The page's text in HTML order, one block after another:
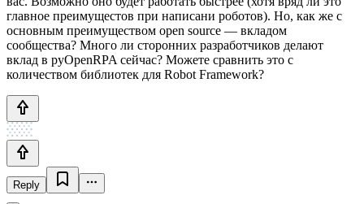
главное преимущестов при написани роботов). Но, как же с
основным преимуществом open source — вкладом
сообщества? Много ли сторонних разработчиков делают
вклад в pyOpenRPA сейчас? Можете сравнить это с
количеством библиотек для Robot Framework?
Reply